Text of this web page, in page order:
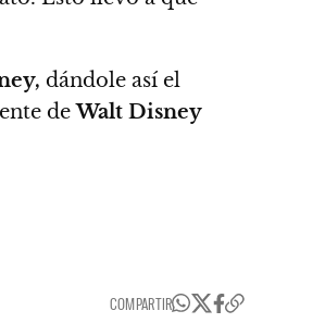
dándole así el
deWalt Disney
COMPARTIR